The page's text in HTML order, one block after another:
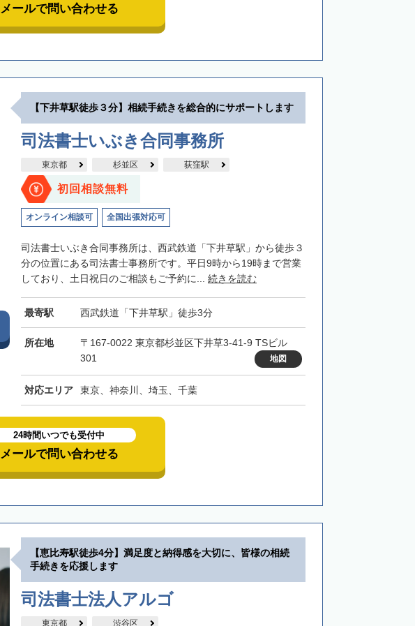
メールで問い合わせる
【下井草駅徒歩３分】相続手続きを総合的にサポートします
司法書士いぶき合同事務所
東京都 杉並区 荻窪駅
初回相談無料
オンライン相談可 全国出張対応可
司法書士いぶき合同事務所は、西武鉄道「下井草駅」から徒歩３
分の位置にある司法書士事務所です。平日9時から19時まで営業
しており、土日祝日のご相談もご予約に... 続きを読む
最寄駅 西武鉄道「下井草駅」徒歩3分
所在地
〒167-0022 東京都杉並区下井草3-41-9 TSビル
301
地図
対応エリア 東京、神奈川、埼玉、千葉
24時間いつでも受付中
メールで問い合わせる
【恵比寿駅徒歩4分】満足度と納得感を大切に、皆様の相続
手続きを応援します
司法書士法人アルゴ
東京都 渋谷区